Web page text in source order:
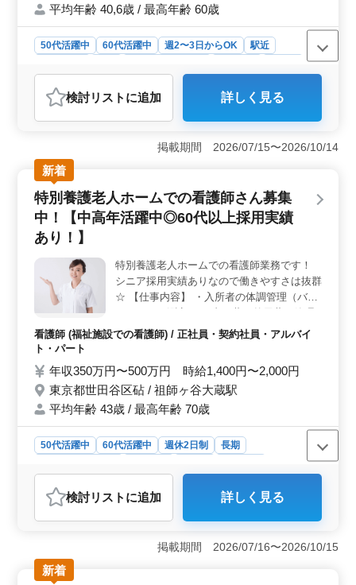
額支給 ＊社会保険完備 等
平均年齢 40,6歳 / 最高年齢 60歳
50代活躍中 60代活躍中 週2〜3日からOK
駅近
おすすめポイント
＜柔軟なシフトで活躍＞ 世田谷区上北沢のデンタルク
リニックが、50歳以上の経験豊富な歯科医師を募集中。
外来治療を中心に一般歯科業務全般をお任せします。シ
フト制で、週2〜5日の柔軟な働き方が可能です。 ＜
充実の業務内容＞ 診療内容は幅広く、歯列矯正、歯科
検診、口の中全般の診療、治療、歯や歯周病の治療、予
防歯科、口腔ケアや審美歯科まで幅広いスキルを発揮で
き、さらなるスキルアップも可能となります。 ＜充
実の福利厚生＞ 社会保険完備や交通費全額支給など、
充実の福利厚生が整っています。経験豊富な医療スタッ
フと共に、世田谷区での歯科医師業務に参加しません
か？お問い合わせ、ご応募をお待ちしています。
検討リスト に追加 詳しく見る
掲載期間 2026/07/15〜2026/10/14
新着
特別養護老人ホームでの看護師さん募集
中！【中高年活躍中◎60代以上採用実績
あり！】
特別養護老人ホームでの看護師業務です！
シニア採用実績ありなので働きやすさは抜群
☆ 【仕事内容】 ・入所者の体調管理（バイ
・往診の対応（内科、精神科、皮膚科、歯
にWi-Fi環境が整備されているので、 スマー
トに測定値や観察結果などの記録が確認でき
ます♪ ぜひご応募ください！
看護師 (福祉施設での看護師) / 正社員・契約社員・アルバイ
ト・パート
年収350万円〜500万円 時給1,400円〜2,000円
東京都世田谷区砧 / 祖師ヶ谷大蔵駅
平均年齢 43歳 / 最高年齢 70歳
50代活躍中 60代活躍中 週休2日制
長期
おすすめポイント
＜働きやすさ＞ 中高年の方も歓迎しています！週休2日
制で残業も少なめ、長期的なキャリアを築けます。シニ
ア採用実績があるため、経験豊富な方にも最適な環境で
す。安定感のある勤務条件で、仕事とプライベートの両
検討リスト に追加 詳しく見る
掲載期間 2026/07/16〜2026/10/15
新着